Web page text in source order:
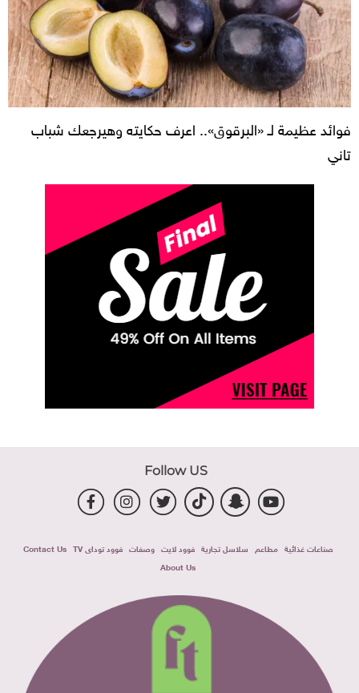
فوائد عظيمة لـ «البرقوق».. اعرف حكايته وهيرجعك شباب
تاني
Follow US
صناعات غذائية مطاعم سلاسل تجارية فوود لايت وصفات فوود توداى TV
Contact Us
About Us